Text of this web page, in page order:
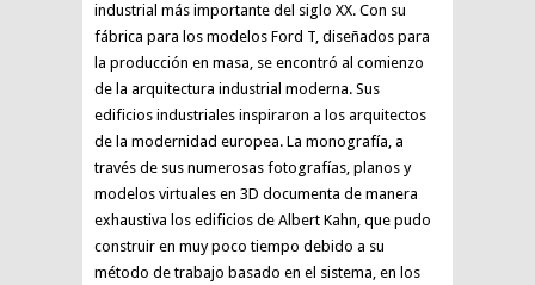
industrial más importante del siglo XX. Con su
fábrica para los modelos Ford T, diseñados para
la producción en masa, se encontró al comienzo
de la arquitectura industrial moderna. Sus
edificios industriales inspiraron a los arquitectos
de la modernidad europea. La monografía, a
través de sus numerosas fotografías, planos y
modelos virtuales en 3D documenta de manera
exhaustiva los edificios de Albert Kahn, que pudo
construir en muy poco tiempo debido a su
método de trabajo basado en el sistema, en los